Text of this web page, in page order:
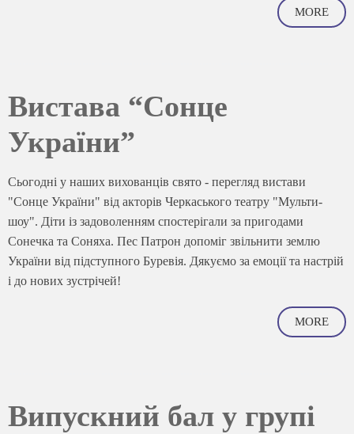
MORE
Вистава “Сонце
України”
Сьогодні у наших вихованців свято - перегляд вистави
"Сонце України" від акторів Черкаського театру "Мульти-
шоу". Діти із задоволенням спостерігали за пригодами
Сонечка та Соняха. Пес Патрон допоміг звільнити землю
України від підступного Буревія. Дякуємо за емоції та настрій
і до нових зустрічей!
MORE
Випускний бал у групі